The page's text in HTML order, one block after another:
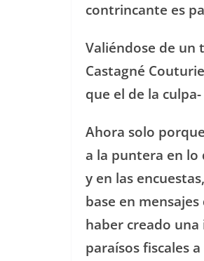
contrincante es
Valiéndose de un
Castagné
que el de la
Ahora solo
a la puntera en lo
y en las
base en
haber creado
paraísos fiscales